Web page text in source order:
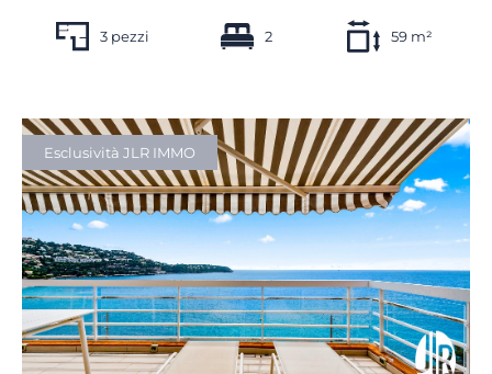
3 pezzi 2 59 m²
Esclusività JLR IMMO